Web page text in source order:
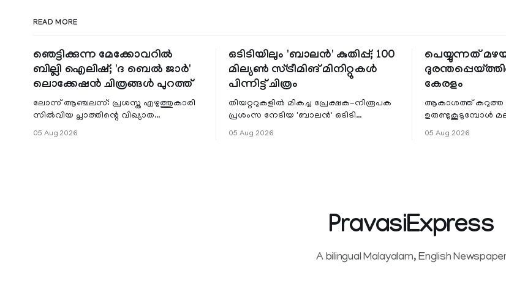
READ MORE
ഞെട്ടിക്കുന്ന മേക്കോവറിൽ
ബില്ലി ഐലിഷ്; 'ദ ബെൽ ജാർ'
ലൊക്കേഷൻ ചിത്രങ്ങൾ പുറത്ത്
ലോസ് ആഞ്ചലസ്: പ്രശസ്ത എഴുത്തുകാരി
സിൽവിയ പ്ലാത്തിന്റെ വിഖ്യാത
ബെൽ ജാർ' എന്ന ചിത്രത്തി
05 Aug 2026
ഒടിടിയിലും 'ബാലൻ' കുതിപ്പ്; 100
മില്യൺ സ്ട്രീമിങ് മിനിറ്റുകൾ
പിന്നിട്ട് ചിത്രം
തിയറ്ററുകളിൽ മികച്ച പ്രേക്ഷക-നിരൂപക
പ്രശംസ നേടിയ 'ബാലൻ' ഒടിടി
തുടരുന്നു. സീ5-ൽ
05 Aug 2026
പെയ്യുന്നത്
കേരളം
ആകാശത്ത് കറുത്ത
ഉരുണ്ടുകൂടുമ്പോൾ
വിറയലാണ്. മഴ
05 Aug 2026
PravasiExpress
A bilingual Malayalam, English